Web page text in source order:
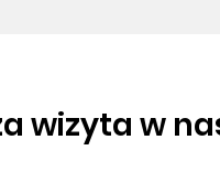
wizyta w